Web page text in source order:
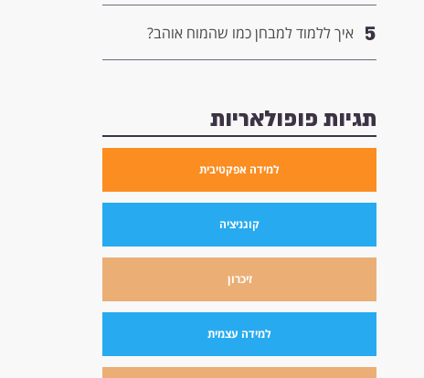
5 איך ללמוד למבחן כמו שהמוח אוהב?
תגיות פופולאריות
למידה אפקטיבית
קוגניציה
זיכרון
למידה עצמית